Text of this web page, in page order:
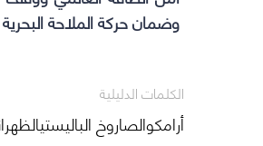
وضمان حركة الملاحة البحرية
الكلمات الدليلية
أرامكوالصاروخ